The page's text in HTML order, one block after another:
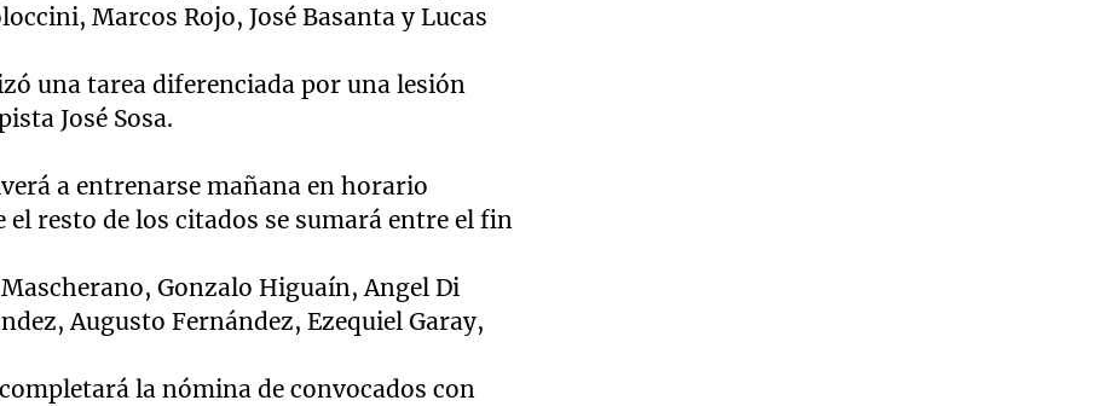
Marcos Rojo, José Basanta y Lucas
una tarea diferenciada por una lesión
José Sosa.
a entrenarse mañana en horario
resto de los citados se sumará entre el fin
Gonzalo Higuaín, Angel Di
Augusto Fernández, Ezequiel Garay,
la nómina de convocados con